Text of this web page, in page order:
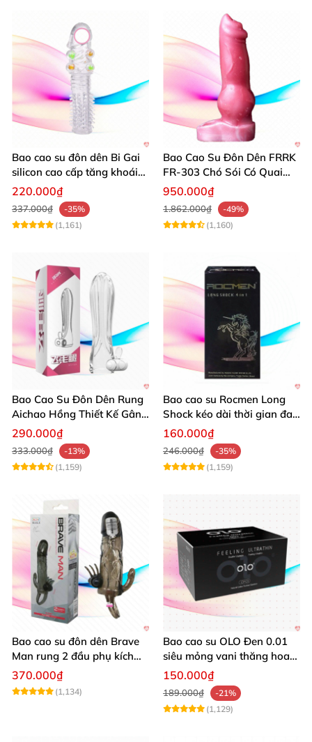
Bao cao su đôn dên Bi Gai
silicon cao cấp tăng khoái
cảm
220.000₫
337.000₫
-35%
(1,161)
Bao Cao Su Đôn Dên FRRK
FR-303 Chó Sói Có Quai
Đeo An Toàn
950.000₫
1.862.000₫
-49%
(1,160)
Bao Cao Su Đôn Dên Rung
Aichao Hồng Thiết Kế Gân
Sọc Mới
290.000₫
333.000₫
-13%
(1,159)
Bao cao su Rocmen Long
Shock kéo dài thời gian đa
tính năng 12 cái
160.000₫
246.000₫
-35%
(1,159)
Bao cao su đôn dên Brave
Man rung 2 đầu phụ kích
thích
370.000₫
(1,134)
Bao cao su OLO Đen 0.01
siêu mỏng vani thăng hoa
pk 10 cái
150.000₫
189.000₫
-21%
(1,129)